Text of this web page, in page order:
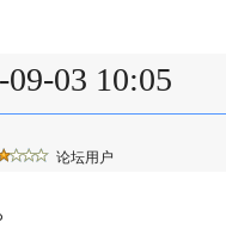
03 10:05
论坛用户